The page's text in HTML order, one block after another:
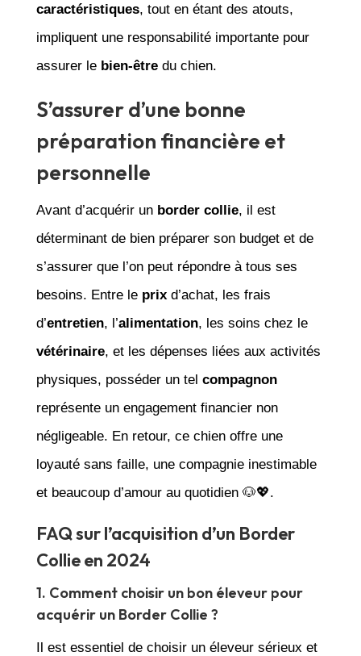
caractéristiques, tout en étant des atouts,
impliquent une responsabilité importante pour
assurer le bien-êtredu chien.
S’assurer d’une bonne
préparation financière et
personnelle
Avant d’acquérir un border collie, il est
déterminant de bien préparer son budget et de
s’assurer que l’on peut répondre à tous ses
besoins. Entre le prixd’achat, les frais
d’entretien, l’alimentation, les soins chez le
vétérinaire, et les dépenses liées aux activités
physiques, posséder un tel compagnon
représente un engagement financier non
négligeable. En retour, ce chien offre une
loyauté sans faille, une compagnie inestimable
et beaucoup d’amour au quotidien 🐶💖.
FAQ sur l’acquisition d’un Border
Collie en 2024
1. Comment choisir un bon éleveur pour
acquérir un Border Collie ?
Il est essentiel de choisir un éleveur sérieux et